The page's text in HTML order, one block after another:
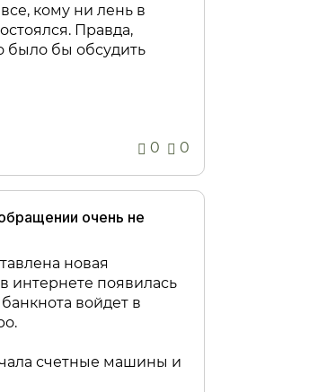
кому ни лень в
Правда,
было бы обсудить
0 0
очень не
новая
интернете появилась
войдет в
счетные машины и